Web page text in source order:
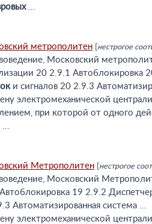
...
метрополитен нестрогое
Московский
20 2.9.1 Автоблокировка
и сигналов 20 2.9.3
электромеханической
при которой от одного
...
Метрополитен нестрогое
Московский
19 2.9.2
Автоматизированная система ...
электромеханической